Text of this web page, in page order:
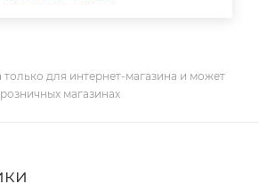
только для интернет-магазина и может
магазинах